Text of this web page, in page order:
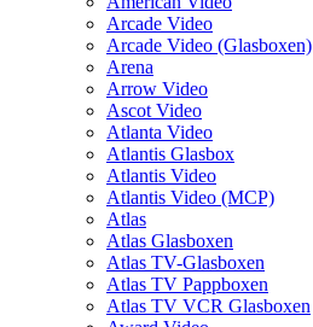
Arcade Video
Arcade Video (Glasboxen)
Arena
Arrow Video
Ascot Video
Atlanta Video
Atlantis Glasbox
Atlantis Video
Atlantis Video (MCP)
Atlas
Atlas Glasboxen
Atlas TV-Glasboxen
Atlas TV Pappboxen
Atlas TV VCR Glasboxen